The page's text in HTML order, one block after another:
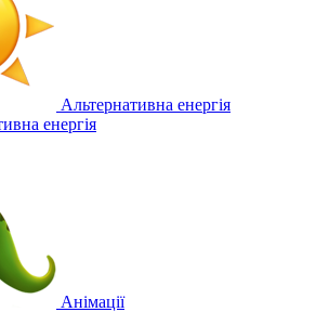
Альтернативна енергія
енергія
Анімації